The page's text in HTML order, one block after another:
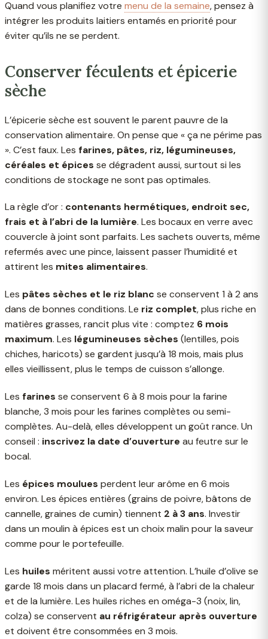
Quand vous planifiez votre menu de la semaine, pensez à
intégrer les produits laitiers entamés en priorité pour
éviter qu’ils ne se perdent.
Conserver féculents et épicerie
sèche
L’épicerie sèche est souvent le parent pauvre de la
conservation alimentaire. On pense que « ça ne périme pas
». C’est faux. Les farines, pâtes, riz, légumineuses,
céréales et épices se dégradent aussi, surtout si les
conditions de stockage ne sont pas optimales.
La règle d’or : contenants hermétiques, endroit sec,
frais et à l’abri de la lumière. Les bocaux en verre avec
couvercle à joint sont parfaits. Les sachets ouverts, même
refermés avec une pince, laissent passer l’humidité et
attirent les mites alimentaires.
Les pâtes sèches et le riz blanc se conservent 1 à 2 ans
dans de bonnes conditions. Le riz complet, plus riche en
matières grasses, rancit plus vite : comptez 6 mois
maximum. Les légumineuses sèches (lentilles, pois
chiches, haricots) se gardent jusqu’à 18 mois, mais plus
elles vieillissent, plus le temps de cuisson s’allonge.
Les farines se conservent 6 à 8 mois pour la farine
blanche, 3 mois pour les farines complètes ou semi-
complètes. Au-delà, elles développent un goût rance. Un
conseil : inscrivez la date d’ouverture au feutre sur le
bocal.
Les épices moulues perdent leur arôme en 6 mois
environ. Les épices entières (grains de poivre, bâtons de
cannelle, graines de cumin) tiennent 2 à 3 ans. Investir
dans un moulin à épices est un choix malin pour la saveur
comme pour le portefeuille.
Les huiles méritent aussi votre attention. L’huile d’olive se
garde 18 mois dans un placard fermé, à l’abri de la chaleur
et de la lumière. Les huiles riches en oméga-3 (noix, lin,
colza) se conservent au réfrigérateur après ouverture
et doivent être consommées en 3 mois.